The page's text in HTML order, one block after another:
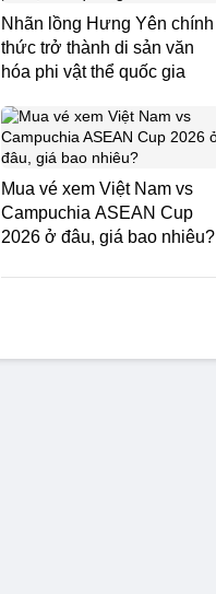
Nhãn lồng Hưng Yên chính
thức trở thành di sản văn
hóa phi vật thể quốc gia
Mua vé xem Việt Nam vs
Campuchia ASEAN Cup
2026 ở đâu, giá bao nhiêu?